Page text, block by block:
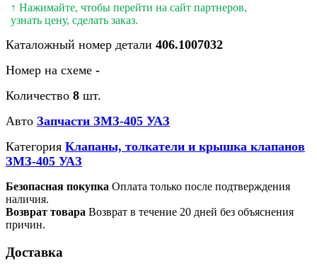
↑ Нажимайте, чтобы перейти на сайт партнеров,
узнать цену, сделать заказ.
Каталожный номер детали 406.1007032
Номер на схеме -
Количество 8 шт.
Авто Запчасти ЗМЗ-405 УАЗ
Категория Клапаны, толкатели и крышка клапанов
ЗМЗ-405 УАЗ
Безопасная покупка Оплата только после подтверждения
наличия.
Возврат товара Возврат в течение 20 дней без объяснения
причин.
Доставка